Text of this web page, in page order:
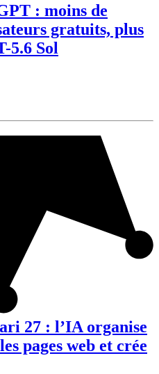
: moins de
gratuits, plus
5.6 Sol
27 : l’IA organise
pages web et crée